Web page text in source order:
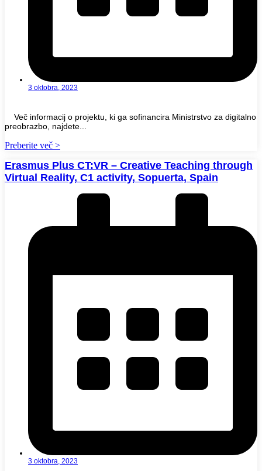
3 oktobra, 2023
Več informacij o projektu, ki ga sofinancira Ministrstvo za digitalno
preobrazbo, najdete...
Preberite več >
Erasmus Plus CT:VR – Creative Teaching through
Virtual Reality, C1 activity, Sopuerta, Spain
3 oktobra, 2023